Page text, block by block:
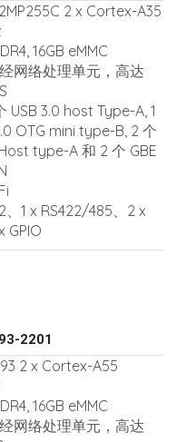
2 x Cortex-A35
16GB eMMC
网络处理单元，高达
USB 3.0 host Type-A, 1
OTG mini type-B, 2 个
type-A 和 2 个 GBE
、1 x RS422/485、2 x
GPIO
2201
2 x Cortex-A55
16GB eMMC
网络处理单元，高达